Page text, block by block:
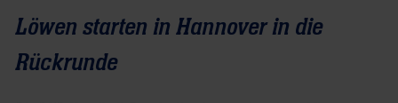
Löwen starten in Hannover in die
Rückrunde